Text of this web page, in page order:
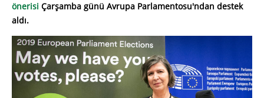
önerisi Çarşamba günü Avrupa Parlamentosu'ndan destek
aldı.